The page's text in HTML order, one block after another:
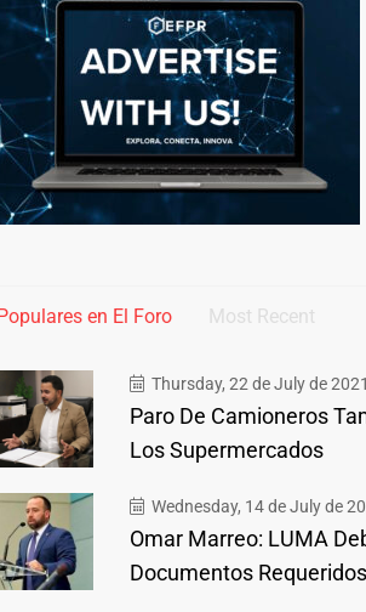
en El Foro Most Recent
Thursday, 22 de July de
Paro De Camioneros
Los Supermercados
Wednesday, 14 de July de
Omar Marreo: LUMA
Documentos